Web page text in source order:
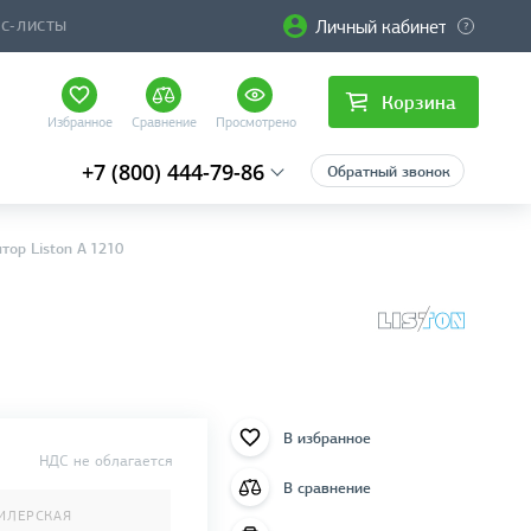
ЛИСТЫ Личный кабинет
Избранное Сравнение Просмотрено
Корзина
+7 (800) 444-79-86 Обратный звонок
Liston A 1210
НДС не облагается
В избранное
В сравнение